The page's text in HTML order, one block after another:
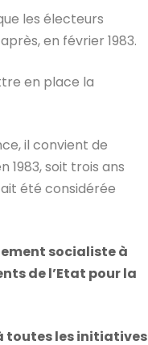
les électeurs
en février 1983.
en place la
il convient de
soit trois ans
été considérée
socialiste à
de l’Etat pour la
toutes les initiatives